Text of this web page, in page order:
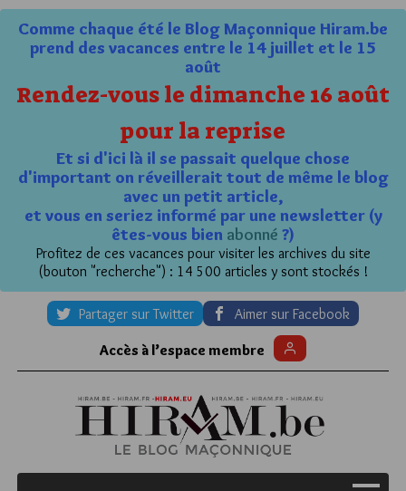
Comme chaque été le Blog Maçonnique Hiram.be
prend des vacances entre le 14 juillet et le 15
août
Rendez-vous le dimanche 16 août
pour la reprise
Et si d'ici là il se passait quelque chose
d'important on réveillerait tout de même le blog
avec un petit article,
et vous en seriez informé par une newsletter (y
êtes-vous bien abonné ?)
Profitez de ces vacances pour visiter les archives du site
(bouton "recherche") : 14 500 articles y sont stockés !
Partager sur Twitter Aimer sur Facebook
Accès à l’espace membre